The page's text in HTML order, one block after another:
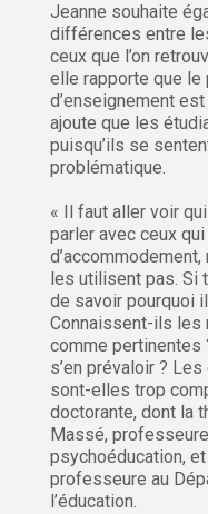
Jeanne souhaite
différences entre
ceux que l’on
elle rapporte que
d’enseignement
ajoute que les
puisqu’ils se
problématique.
« Il faut aller voir
parler avec ceux
les utilisent pas. Si
de savoir pourquoi
Connaissent-ils les
comme pertinentes
s’en prévaloir ?
sont-elles trop
doctorante, dont la
Massé,
psychoéducation,
professeure au
l’éducation.